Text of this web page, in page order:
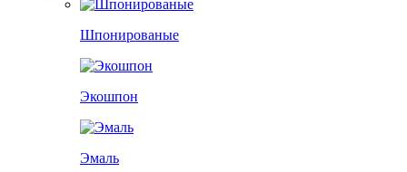
Шпонированые
Экошпон
Эмаль